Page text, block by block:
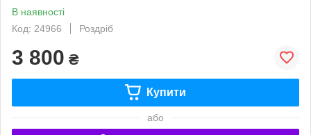
В наявності
Код: 24966
Роздріб
3 800 ₴
Купити
або